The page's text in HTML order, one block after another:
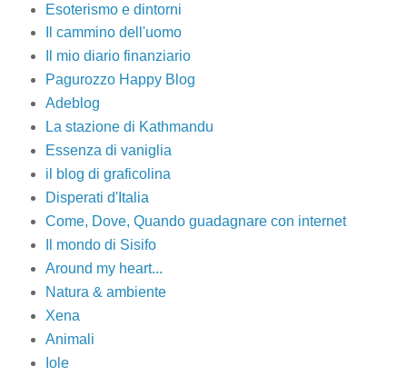
Esoterismo e dintorni
Il cammino dell'uomo
Il mio diario finanziario
Pagurozzo Happy Blog
Adeblog
La stazione di Kathmandu
Essenza di vaniglia
il blog di graficolina
Disperati d'Italia
Come, Dove, Quando guadagnare con internet
Il mondo di Sisifo
Around my heart...
Natura & ambiente
Xena
Animali
Iole